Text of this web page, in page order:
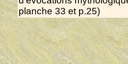
planche 33 et p.25)